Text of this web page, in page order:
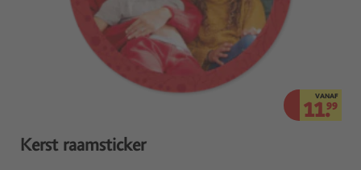
VANAF
11.99
Kerst raamsticker